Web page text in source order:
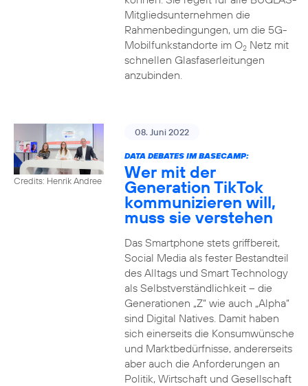
Mitgliedsunternehmen die
Rahmenbedingungen, um die 5G-
Mobilfunkstandorte im O2Netz mit
schnellen Glasfaserleitungen
anzubinden.
Credits: Henrik Andree
08. Juni 2022
DATA DEBATES IM BASECAMP:
Wer mit der
Generation TikTok
kommunizieren will,
muss sie verstehen
Das Smartphone stets griffbereit,
Social Media als fester Bestandteil
des Alltags und Smart Technology
als Selbstverständlichkeit – die
Generationen „Z“ wie auch „Alpha“
sind Digital Natives. Damit haben
sich einerseits die Konsumwünsche
und Marktbedürfnisse, andererseits
aber auch die Anforderungen an
Politik, Wirtschaft und Gesellschaft